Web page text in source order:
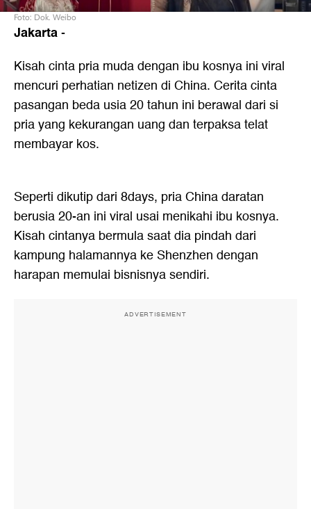
Foto: Dok. Weibo
Jakarta-
Kisah cinta pria muda dengan ibu kosnya ini viral
mencuri perhatian netizen di China. Cerita cinta
pasangan beda usia 20 tahun ini berawal dari si
pria yang kekurangan uang dan terpaksa telat
membayar kos.
Seperti dikutip dari 8days, pria China daratan
berusia 20-an ini viral usai menikahi ibu kosnya.
Kisah cintanya bermula saat dia pindah dari
kampung halamannya ke Shenzhen dengan
harapan memulai bisnisnya sendiri.
ADVERTISEMENT